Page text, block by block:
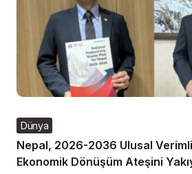
Dünya
Nepal, 2026-2036 Ulusal
Ekonomik Dönüşüm Ateşini